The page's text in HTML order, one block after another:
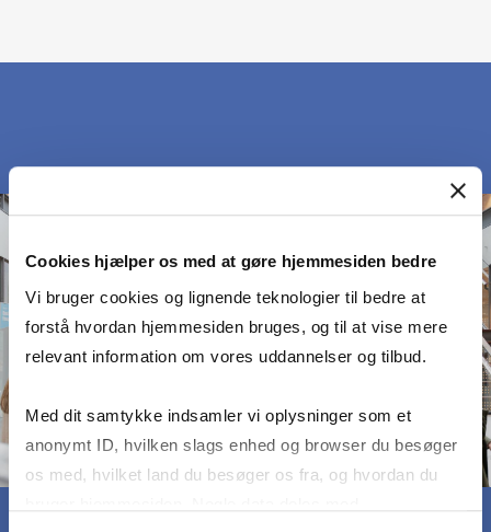
Cookies hjælper os med at gøre hjemmesiden bedre
Vi bruger cookies og lignende teknologier til bedre at
forstå hvordan hjemmesiden bruges, og til at vise mere
relevant information om vores uddannelser og tilbud.
Med dit samtykke indsamler vi oplysninger som et
anonymt ID, hvilken slags enhed og browser du besøger
os med, hvilket land du besøger os fra, og hvordan du